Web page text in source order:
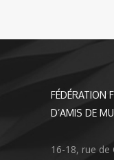
FÉDÉRATION
D’AMIS DE
16-18, rue de